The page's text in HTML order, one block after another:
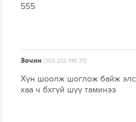
555
Зочин[103.212.119.77]
Хүн шоолж шоглож байж
хаа ч бхгүй шүү таминээ